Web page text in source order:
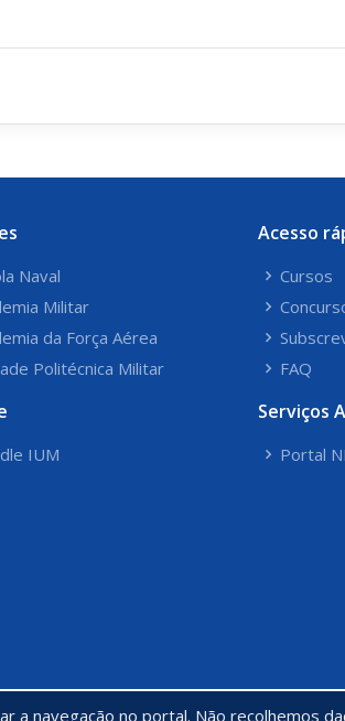
a navegação no portal. Não recolhemos
Naval
Militar
da Força Aérea
Politécnica Militar
IUM
Acesso
Cursos
FAQ
Serviços
Portal